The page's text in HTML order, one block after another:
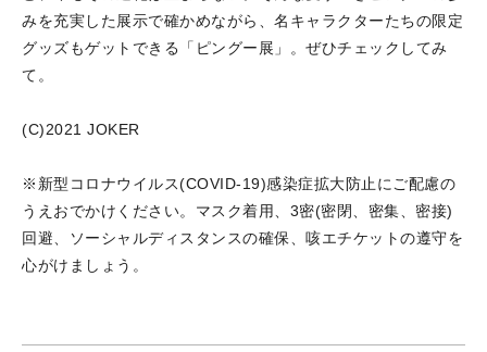
みを充実した展示で確かめながら、名キャラクターたちの限定
グッズもゲットできる「ピングー展」。ぜひチェックしてみ
て。
(C)2021 JOKER
※新型コロナウイルス(COVID-19)感染症拡大防止にご配慮の
うえおでかけください。マスク着用、3密(密閉、密集、密接)
回避、ソーシャルディスタンスの確保、咳エチケットの遵守を
心がけましょう。